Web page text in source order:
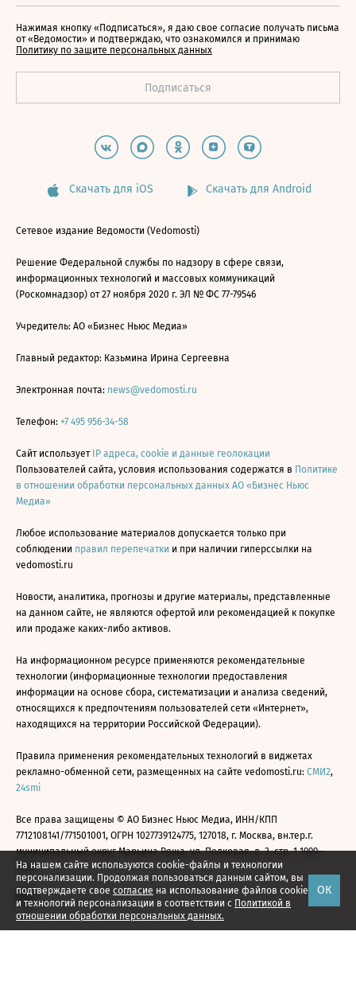
На нашем сайте используются cookie-файлы и технологии
персонализации. Продолжая пользоваться данным сайтом, вы
подтверждаете свое согласие на использование файлов cookie
и технологий персонализации в соответствии с Политикой в
отношении обработки персональных данных.
ОК
Нажимая кнопку «Подписаться», я даю свое согласие получать письма
от «Ведомости» и подтверждаю, что ознакомился и принимаю
Политику по защите персональных данных
Скачать для iOS Скачать для Android
Сетевое издание Ведомости (Vedomosti)
Решение Федеральной службы по надзору в сфере связи,
информационных технологий и массовых коммуникаций
(Роскомнадзор) от 27 ноября 2020 г. ЭЛ № ФС 77-79546
Учредитель: АО «Бизнес Ньюс Медиа»
Главный редактор: Казьмина Ирина Сергеевна
Электронная почта: news@vedomosti.ru
Телефон: +7 495 956-34-58
Сайт использует IP адреса, cookie и данные геолокации
Пользователей сайта, условия использования содержатся в Политике
в отношении обработки персональных данных АО «Бизнес Ньюс
Медиа»
Любое использование материалов допускается только при
соблюдении правил перепечатки и при наличии гиперссылки на
vedomosti.ru
Новости, аналитика, прогнозы и другие материалы, представленные
на данном сайте, не являются офертой или рекомендацией к покупке
или продаже каких-либо активов.
На информационном ресурсе применяются рекомендательные
технологии (информационные технологии предоставления
информации на основе сбора, систематизации и анализа сведений,
относящихся к предпочтениям пользователей сети «Интернет»,
находящихся на территории Российской Федерации).
Правила применения рекомендательных технологий в виджетах
рекламно-обменной сети, размещенных на сайте vedomosti.ru: СМИ2,
24smi
Все права защищены © АО Бизнес Ньюс Медиа, ИНН/КПП
7712108141/771501001, ОГРН 1027739124775, 127018, г. Москва, вн.тер.г.
муниципальный округ Марьина Роща, ул. Полковая, д. 3, стр. 1 1999—
2026